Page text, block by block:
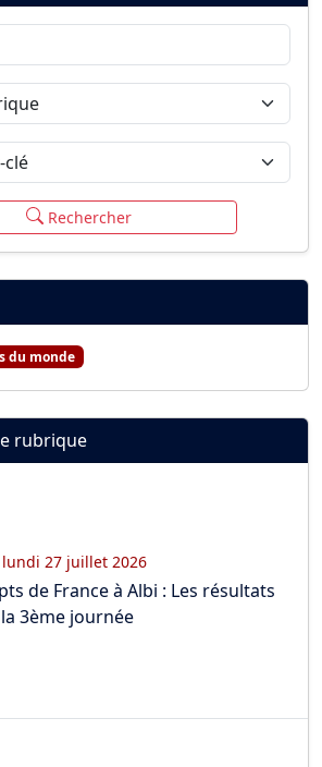
Rechercher
du monde
rubrique
lundi 27 juillet 2026
de France à Albi : Les résultats
3ème journée